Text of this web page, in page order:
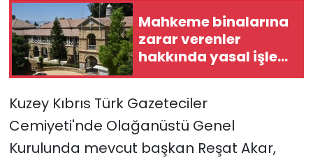
Mahkeme binalarına
zarar verenler
hakkında yasal işlem
başlatıldı
Kuzey Kıbrıs Türk Gazeteciler
Cemiyeti'nde Olağanüstü Genel
Kurulunda mevcut başkan Reşat Akar,
SAĞLIK
Spor
Teknoloji
TÜRKiYE